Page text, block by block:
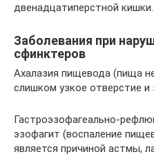
двенадцатиперстной кишки.
Заболевания при
сфинктеров
Ахалазия пищевода (пища
слишком узкое отверстие и
Гастроэзофагеально-
эзофагит (воспаление
является причиной астмы,